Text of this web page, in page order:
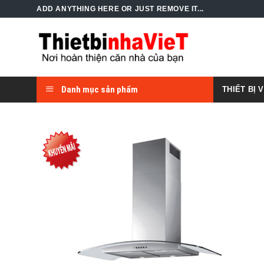
ADD ANYTHING HERE OR JUST REMOVE IT...
Danh mục sản phẩm THIẾT BỊ